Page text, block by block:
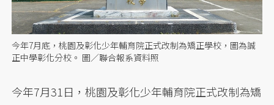
今年7月底，桃園及彰化少年輔育院正式改制為矯正學校，圖為誠
正中學彰化分校。 圖／聯合報系資料照
今年7月31日，桃園及彰化少年輔育院正式改制為矯